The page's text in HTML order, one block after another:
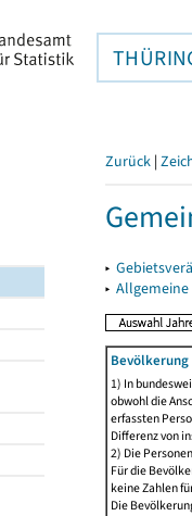
Zurück |
▸
▸
1) In
obwohl die
erfassten
Differenz von
2) Die
Für die
keine Zahlen
Die